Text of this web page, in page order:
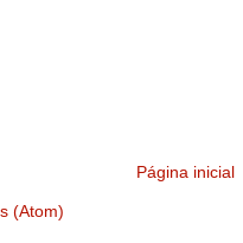
Página inicial
(Atom)